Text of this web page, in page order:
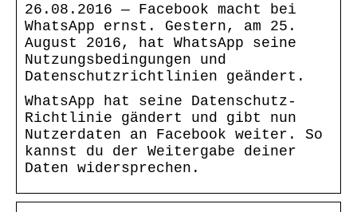
26.08.2016 — Facebook macht bei
WhatsApp ernst. Gestern, am 25.
August 2016, hat WhatsApp seine
Nutzungsbedingungen und
Datenschutzrichtlinien geändert.
WhatsApp hat seine Datenschutz-
Richtlinie gändert und gibt nun
Nutzerdaten an Facebook weiter. So
kannst du der Weitergabe deiner
Daten widersprechen.